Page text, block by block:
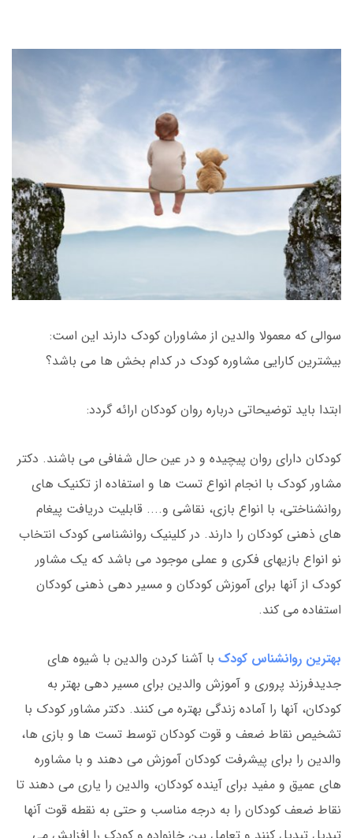
سوالی که معمولا والدین از مشاوران کودک دارند این است:
بیشترین کارایی مشاوره کودک در کدام بخش ها می باشد؟
ابتدا باید توضیحاتی درباره روان کودکان ارائه گردد:
کودکان دارای روان پیچیده و در عین حال شفافی می باشند. دکتر
مشاور کودک با انجام انواع تست ها و استفاده از تکنیک های
روانشناختی، با انواع بازی، نقاشی و.... قابلیت دریافت پیغام
های ذهنی کودکان را دارند. در کلینیک روانشناسی کودک انتخاب
نو انواع بازیهای فکری و عملی موجود می باشد که یک مشاور
کودک از آنها برای آموزش کودکان و مسیر دهی ذهنی کودکان
استفاده می کند.
بهترین روانشناس کودک با آشنا کردن والدین با شیوه های
جدیدفرزند پروری و آموزش والدین برای مسیر دهی بهتر به
کودکان، آنها را آماده زندگی بهتره می کنند. دکتر مشاور کودک با
تشخیص نقاط ضعف و قوت کودکان توسط تست ها و بازی ها،
والدین را برای پیشرفت کودکان آموزش می دهند و با مشاوره
های عمیق و مفید برای آینده کودکان، والدین را یاری می دهند تا
نقاط ضعف کودکان را به درجه مناسب و حتی به نقطه قوت آنها